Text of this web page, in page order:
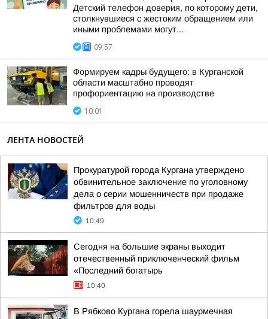
Детский телефон доверия, по которому дети,
столкнувшиеся с жестоким обращением или
иными проблемами могут...
09:57
Формируем кадры будущего: в Курганской
области масштабно проводят
профориентацию на производстве
10:01
ЛЕНТА НОВОСТЕЙ
Прокуратурой города Кургана утверждено
обвинительное заключение по уголовному
дела о серии мошенничеств при продаже
фильтров для воды
10:49
Сегодня на большие экраны выходит
отечественный приключенческий фильм
«Последний богатырь
10:40
В Рябково Кургана горела шаурмечная